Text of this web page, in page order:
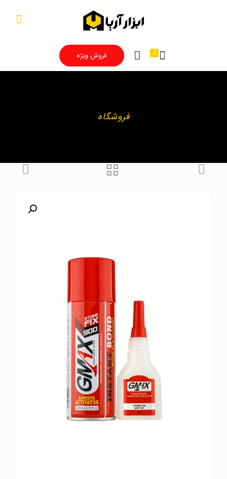
0 فروش ویژه
فروشگاه